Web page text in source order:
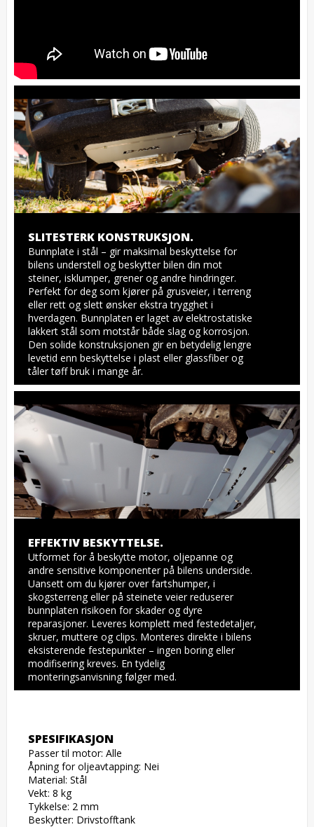
SLITESTERK KONSTRUKSJON.
Bunnplate i stål – gir maksimal beskyttelse for
bilens understell og beskytter bilen din mot
steiner, isklumper, grener og andre hindringer.
Perfekt for deg som kjører på grusveier, i terreng
eller rett og slett ønsker ekstra trygghet i
hverdagen. Bunnplaten er laget av elektrostatiske
lakkert stål som motstår både slag og korrosjon.
Den solide konstruksjonen gir en betydelig lengre
levetid enn beskyttelse i plast eller glassfiber og
tåler tøff bruk i mange år.
EFFEKTIV BESKYTTELSE.
Utformet for å beskytte motor, oljepanne og
andre sensitive komponenter på bilens underside.
Uansett om du kjører over fartshumper, i
skogsterreng eller på steinete veier reduserer
bunnplaten risikoen for skader og dyre
reparasjoner. Leveres komplett med festedetaljer,
skruer, muttere og clips. Monteres direkte i bilens
eksisterende festepunkter – ingen boring eller
modifisering kreves. En tydelig
monteringsanvisning følger med.
SPESIFIKASJON
Passer til motor: Alle
Åpning for oljeavtapping: Nei
Material: Stål
Vekt: 8 kg
Tykkelse: 2 mm
Beskytter: Drivstofftank